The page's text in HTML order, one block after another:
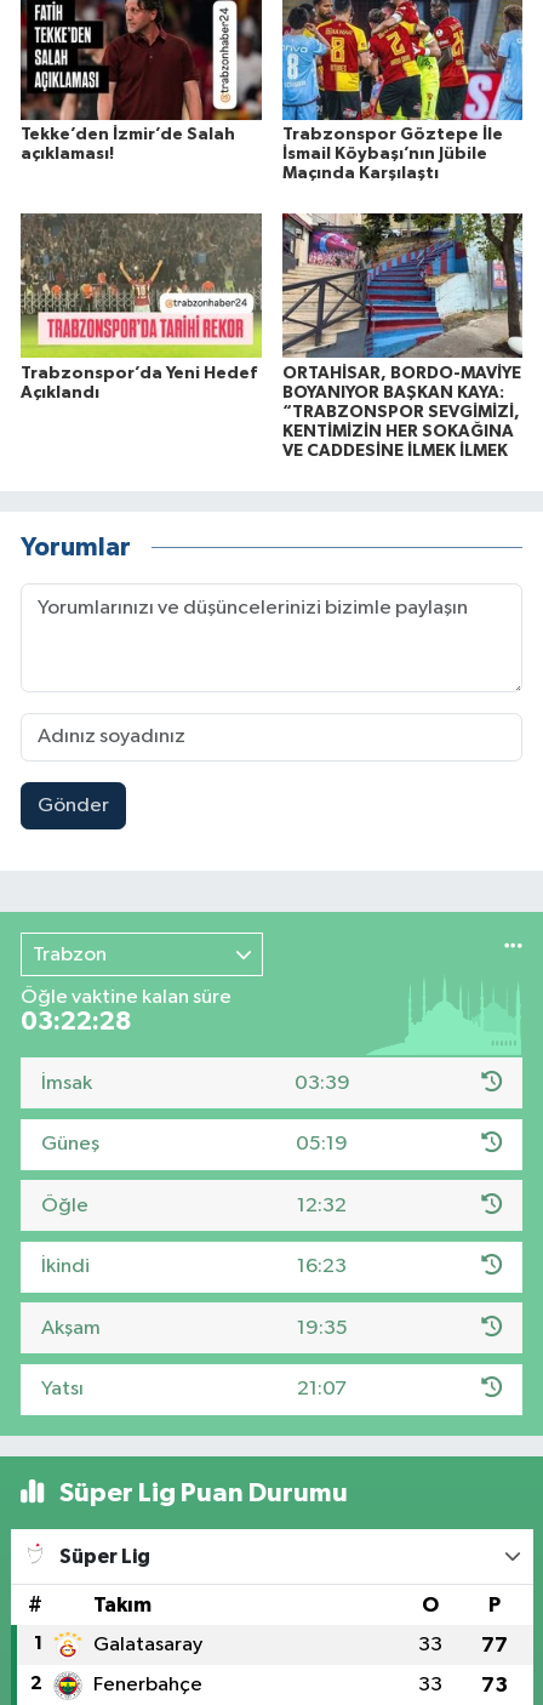
Tekke’den İzmir’de Salah
açıklaması!
Trabzonspor Göztepe İle
İsmail Köybaşı’nın Jübile
Maçında Karşılaştı
Trabzonspor’da Yeni Hedef
Açıklandı
ORTAHİSAR, BORDO-MAVİYE
BOYANIYOR BAŞKAN KAYA:
“TRABZONSPOR SEVGİMİZİ,
KENTİMİZİN HER SOKAĞINA
VE CADDESİNE İLMEK İLMEK
Yorumlar
Gönder
Trabzon
Öğle vaktine kalan süre
03:22:27
İmsak 03:39
Güneş 05:19
Öğle 12:32
İkindi 16:23
Akşam 19:35
Yatsı 21:07
Süper Lig Puan Durumu
Süper Lig
# Takım O P
1 Galatasaray 33 77
2 Fenerbahçe 33 73